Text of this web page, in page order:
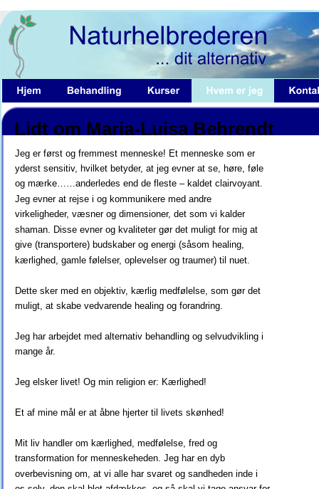
Lidt om Maria-Luisa Behrendt
Jeg er først og fremmest menneske! Et menneske som er
yderst sensitiv, hvilket betyder, at jeg evner at se, høre, føle
og mærke……anderledes end de fleste – kaldet clairvoyant.
Jeg evner at rejse i og kommunikere med andre
virkeligheder, væsner og dimensioner, det som vi kalder
shaman. Disse evner og kvaliteter gør det muligt for mig at
give (transportere) budskaber og energi (såsom healing,
kærlighed, gamle følelser, oplevelser og traumer) til nuet.
Dette sker med en objektiv, kærlig medfølelse, som gør det
muligt, at skabe vedvarende healing og forandring.
Jeg har arbejdet med alternativ behandling og selvudvikling i
mange år.
Jeg elsker livet! Og min religion er: Kærlighed!
Et af mine mål er at åbne hjerter til livets skønhed!
Mit liv handler om kærlighed, medfølelse, fred og
transformation for menneskeheden. Jeg har en dyb
overbevisning om, at vi alle har svaret og sandheden inde i